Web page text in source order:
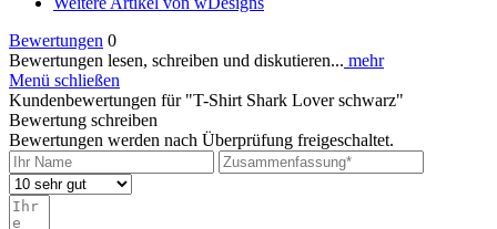
Bewertungen 0
Bewertungen lesen, schreiben und diskutieren... mehr
Menü schließen
Kundenbewertungen für "T-Shirt Shark Lover schwarz"
Bewertung schreiben
Bewertungen werden nach Überprüfung freigeschaltet.